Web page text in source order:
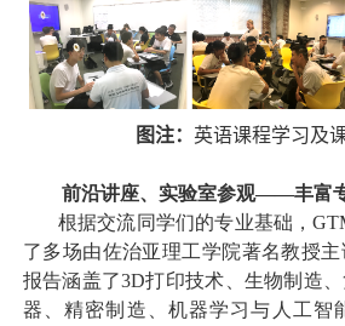
图注： 英语课程学习及
前沿讲座、实验室参观——丰富
根据交流同学们的专业基础，
了多场由佐治亚理工学院著名教授主
报告涵盖了3D打印技术、生物制造
器、精密制造、机器学习与人工智